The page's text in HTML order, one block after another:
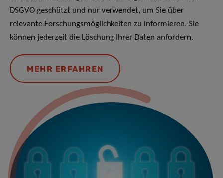
DSGVO geschützt und nur verwendet, um Sie über
relevante Forschungsmöglichkeiten zu informieren. Sie
können jederzeit die Löschung Ihrer Daten anfordern.
MEHR ERFAHREN